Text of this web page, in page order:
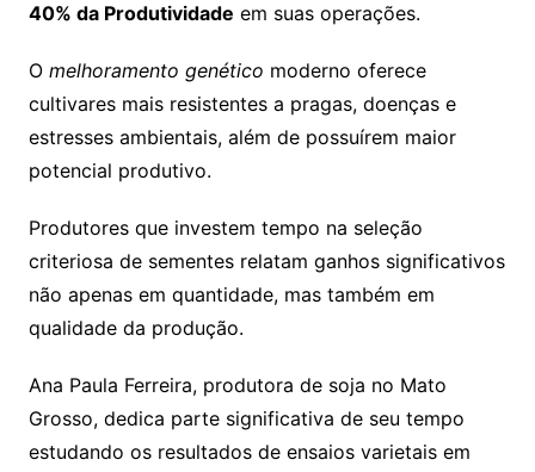
40% da Produtividade em suas operações.
O melhoramento genético moderno oferece
cultivares mais resistentes a pragas, doenças e
estresses ambientais, além de possuírem maior
potencial produtivo.
Produtores que investem tempo na seleção
criteriosa de sementes relatam ganhos significativos
não apenas em quantidade, mas também em
qualidade da produção.
Ana Paula Ferreira, produtora de soja no Mato
Grosso, dedica parte significativa de seu tempo
estudando os resultados de ensaios varietais em